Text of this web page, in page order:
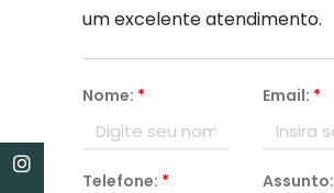
um excelente atendimento.
Nome: * Email: *
Telefone: * Assunto: